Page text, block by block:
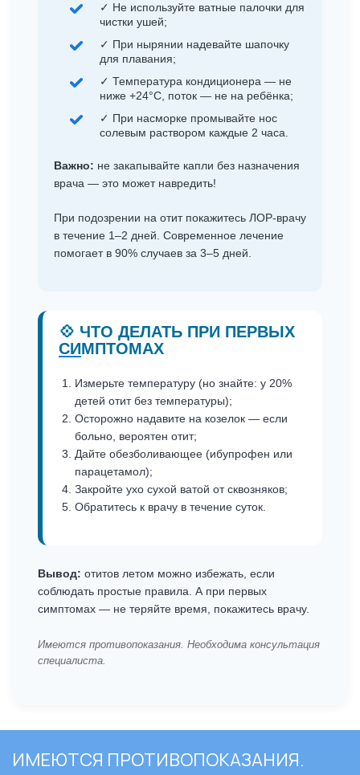
✓ Не используйте ватные палочки для
чистки ушей;
✓ При нырянии надевайте шапочку
для плавания;
✓ Температура кондиционера — не
ниже +24°C, поток — не на ребёнка;
✓ При насморке промывайте нос
солевым раствором каждые 2 часа.
Важно: не закапывайте капли без назначения
врача — это может навредить!
При подозрении на отит покажитесь ЛОР-врачу
в течение 1–2 дней. Современное лечение
помогает в 90% случаев за 3–5 дней.
💠 ЧТО ДЕЛАТЬ ПРИ ПЕРВЫХ
СИМПТОМАХ
Измерьте температуру (но знайте: у 20%
детей отит без температуры);
Осторожно надавите на козелок — если
больно, вероятен отит;
Дайте обезболивающее (ибупрофен или
парацетамол);
Закройте ухо сухой ватой от сквозняков;
Обратитесь к врачу в течение суток.
Вывод: отитов летом можно избежать, если
соблюдать простые правила. А при первых
симптомах — не теряйте время, покажитесь врачу.
Имеются противопоказания. Необходима консультация
специалиста.
ИМЕЮТСЯ ПРОТИВОПОКАЗАНИЯ.